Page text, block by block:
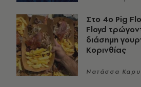
Στο 4ο Pig
Floyd
διάσημη
Κορινθίας
Νατάσσα